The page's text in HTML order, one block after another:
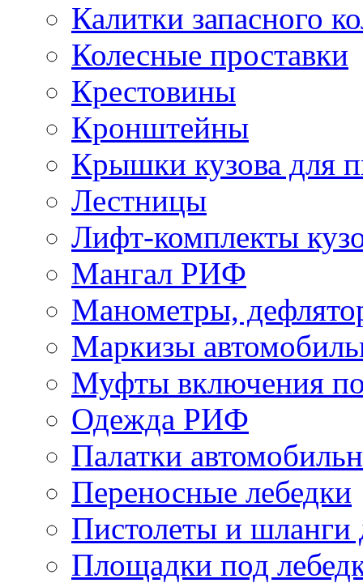
Калитки запасного
Колесные проставки
Крестовины
Кронштейны
Крышки кузова для
Лестницы
Лифт-комплекты
Мангал РИФ
Манометры,
Маркизы
Муфты включения
Одежда РИФ
Палатки
Переносные лебедки
Пистолеты и шланги
Площадки под